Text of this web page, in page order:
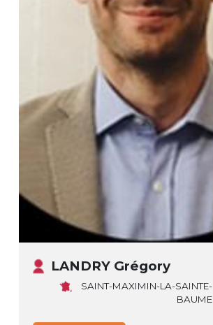
LANDRY Grégory
SAINT-MAXIMIN-LA-SAINTE-
BAUME